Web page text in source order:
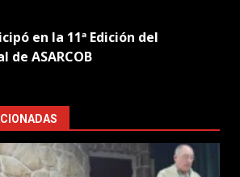
en la 11ª Edición del
de ASARCOB